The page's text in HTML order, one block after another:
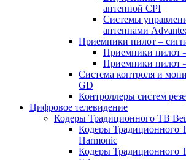
антенной CPI
Системы
антеннами
Приемники пилот –
Приемники пилот
Приемники пилот
Система контроля и
GD
Контроллеры систем
Цифровое телевидение
Кодеры Традиционного ТВ
Кодеры Традиционного
Harmonic
Кодеры Традиционного